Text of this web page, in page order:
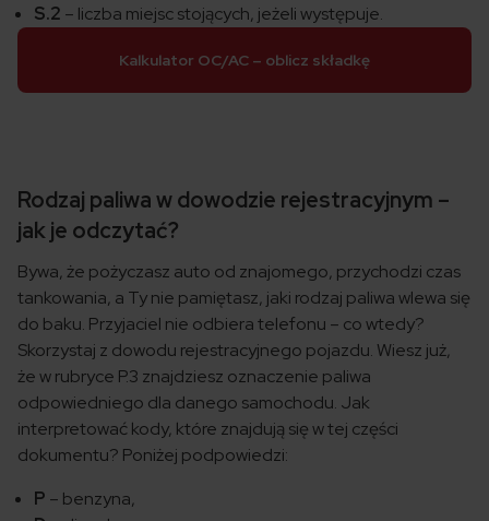
S.2 – liczba miejsc stojących, jeżeli występuje.
Kalkulator OC/AC – oblicz składkę
Rodzaj paliwa w dowodzie rejestracyjnym –
jak je odczytać?
Bywa, że pożyczasz auto od znajomego, przychodzi czas
tankowania, a Ty nie pamiętasz, jaki rodzaj paliwa wlewa się
do baku. Przyjaciel nie odbiera telefonu – co wtedy?
Skorzystaj z dowodu rejestracyjnego pojazdu. Wiesz już,
że w rubryce P.3 znajdziesz oznaczenie paliwa
odpowiedniego dla danego samochodu. Jak
interpretować kody, które znajdują się w tej części
dokumentu? Poniżej podpowiedzi:
P – benzyna,